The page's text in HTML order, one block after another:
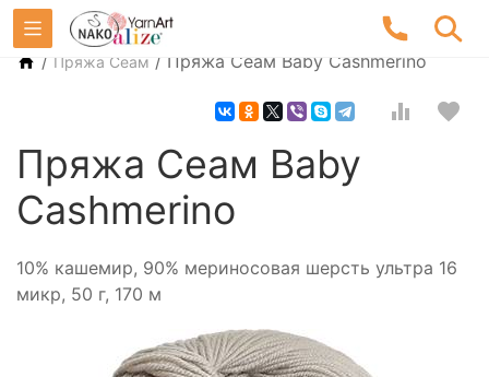
/ Пряжа Сеам / Пряжа Сеам Baby Cashmerino
Пряжа Сеам Baby
Cashmerino
10% кашемир, 90% мериносовая шерсть ультра 16
микр, 50 г, 170 м